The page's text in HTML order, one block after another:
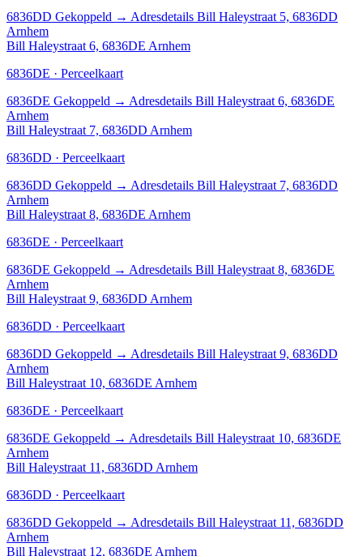
6836DD Gekoppeld → Adresdetails Bill Haleystraat 5, 6836DD
Arnhem
Bill Haleystraat 6, 6836DE Arnhem
6836DE · Perceelkaart
6836DE Gekoppeld → Adresdetails Bill Haleystraat 6, 6836DE
Arnhem
Bill Haleystraat 7, 6836DD Arnhem
6836DD · Perceelkaart
6836DD Gekoppeld → Adresdetails Bill Haleystraat 7, 6836DD
Arnhem
Bill Haleystraat 8, 6836DE Arnhem
6836DE · Perceelkaart
6836DE Gekoppeld → Adresdetails Bill Haleystraat 8, 6836DE
Arnhem
Bill Haleystraat 9, 6836DD Arnhem
6836DD · Perceelkaart
6836DD Gekoppeld → Adresdetails Bill Haleystraat 9, 6836DD
Arnhem
Bill Haleystraat 10, 6836DE Arnhem
6836DE · Perceelkaart
6836DE Gekoppeld → Adresdetails Bill Haleystraat 10, 6836DE
Arnhem
Bill Haleystraat 11, 6836DD Arnhem
6836DD · Perceelkaart
6836DD Gekoppeld → Adresdetails Bill Haleystraat 11, 6836DD
Arnhem
Bill Haleystraat 12, 6836DE Arnhem